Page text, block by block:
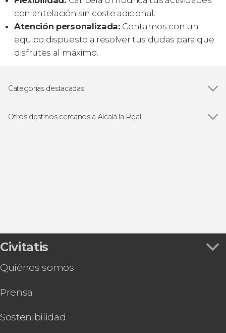
con antelación sin coste adicional.
Atención personalizada: Contamos con un
equipo dispuesto a resolver tus dudas para que
disfrutes al máximo.
Categorías destacadas
Otros destinos cercanos a Alcalá la Real
Civitatis
Quiénes somos
Prensa
Sostenibilidad